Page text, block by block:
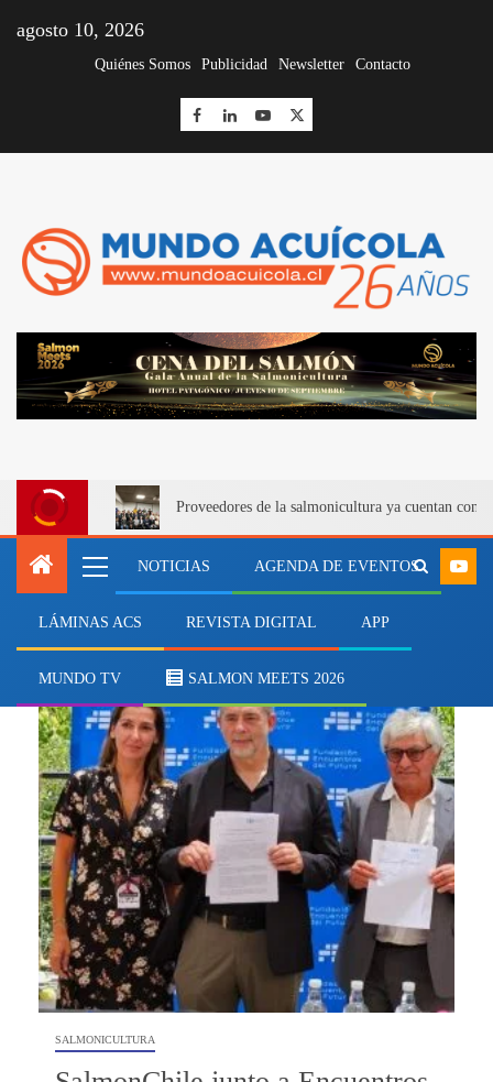
agosto 10, 2026
Quiénes Somos Publicidad Newsletter Contacto
Proveedores de la salmonicultura ya cuentan con
NOTICIAS AGENDA DE EVENTOS
LÁMINAS ACS REVISTA DIGITAL APP
MUNDO TV SALMON MEETS 2026
alimentos saludables
SALMONICULTURA